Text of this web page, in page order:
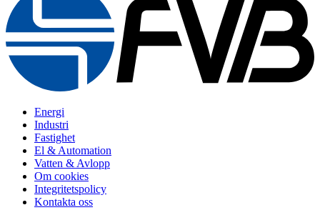
Energi
Industri
Fastighet
El & Automation
Vatten & Avlopp
Om cookies
Integritetspolicy
Kontakta oss